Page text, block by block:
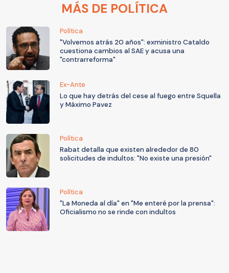
MÁS DE POLÍTICA
Política
"Volvemos atrás 20 años": exministro Cataldo
cuestiona cambios al SAE y acusa una
"contrarreforma"
Ex-Ante
Lo que hay detrás del cese al fuego entre Squella
y Máximo Pavez
Política
Rabat detalla que existen alrededor de 80
solicitudes de indultos: "No existe una presión"
Política
"La Moneda al día" en "Me enteré por la prensa":
Oficialismo no se rinde con indultos